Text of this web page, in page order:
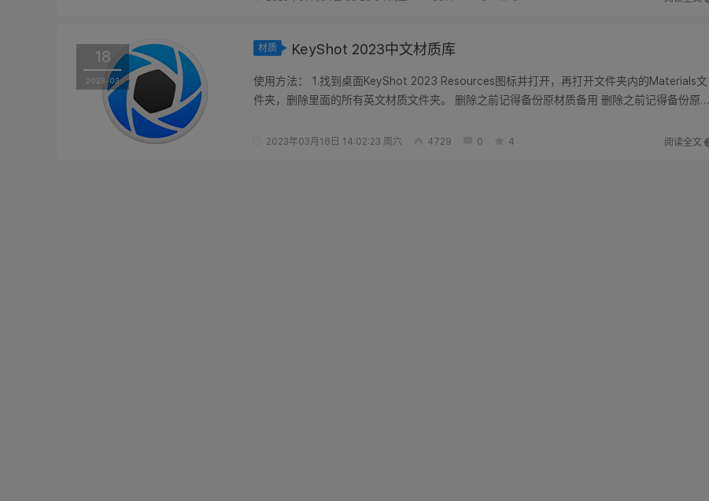
18
2023-03
材质 KeyShot 2023中文材质库
使用方法： 1.找到桌面KeyShot 2023 Resources图标并打开，再打开文件夹内的Materials文
件夹，删除里面的所有英文材质文件夹。 删除之前记得备份原材质备用 删除之前记得备份原材
阅读全文
2023年03月18日 14:02:23 周六 4729 0 4